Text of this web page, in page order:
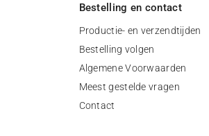
Bestelling en contact
Productie- en verzendtijden
Bestelling volgen
Algemene Voorwaarden
Meest gestelde vragen
Contact